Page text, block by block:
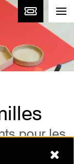
pour les